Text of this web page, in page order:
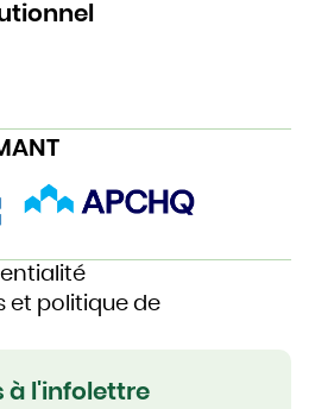
et politique de
à l'infolettre